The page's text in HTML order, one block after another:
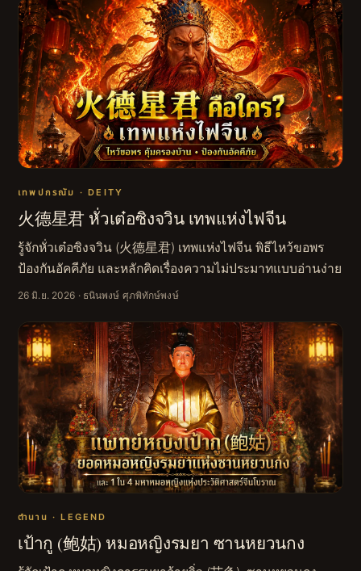
เทพปกรณัม · DEITY
火德星君 หั่วเต๋อซิงจวิน เทพแห่งไฟจีน
รู้จักหั่วเต๋อซิงจวิน (火德星君) เทพแห่งไฟจีน พิธีไหว้ขอพร
ป้องกันอัคคีภัย และหลักคิดเรื่องความไม่ประมาทแบบอ่านง่าย
26 มิ.ย. 2026 · ธนินพงษ์ ศุภพิทักษ์พงษ์
ตำนาน · LEGEND
เป้ากู (鲍姑) หมอหญิงรมยา ซานหยวนกง